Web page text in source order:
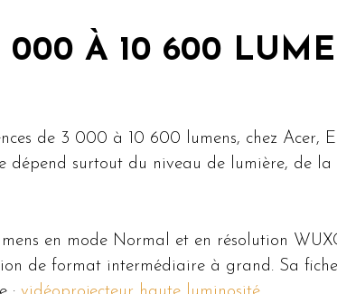
000 À 10 600
de 3 000 à 10 600 lumens, chez Acer,
dépend surtout du niveau de lumière, de
en mode Normal et en résolution
de format intermédiaire à grand. Sa